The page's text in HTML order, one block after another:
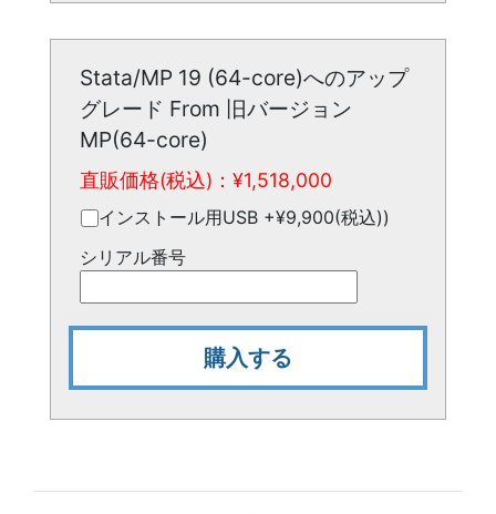
Stata/MP 19 (64-core)へのアップ
グレード From 旧バージョン
MP(64-core)
直販価格(税込)：¥1,518,000
インストール用USB +¥9,900(税込))
シリアル番号
購入する